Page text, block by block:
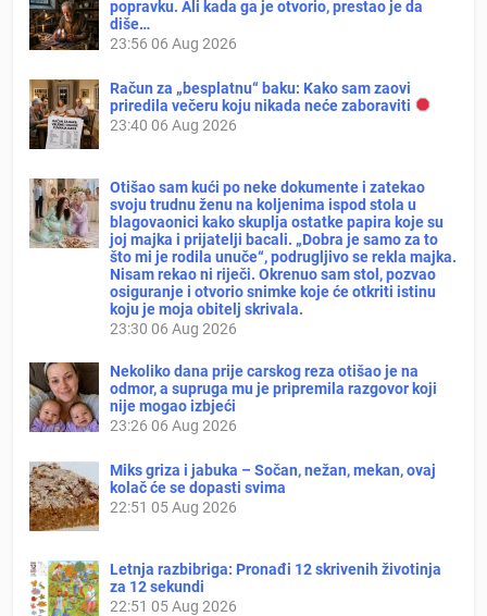
popravku. Ali kada ga je otvorio, prestao je da
diše…
23:56 06 Aug 2026
Račun za „besplatnu“ baku: Kako sam zaovi
priredila večeru koju nikada neće zaboraviti
23:40 06 Aug 2026
Otišao sam kući po neke dokumente i zatekao
svoju trudnu ženu na koljenima ispod stola u
blagovaonici kako skuplja ostatke papira koje su
joj majka i prijatelji bacali. „Dobra je samo za to
što mi je rodila unuče“, podrugljivo se rekla majka.
Nisam rekao ni riječi. Okrenuo sam stol, pozvao
osiguranje i otvorio snimke koje će otkriti istinu
koju je moja obitelj skrivala.
23:30 06 Aug 2026
Nekoliko dana prije carskog reza otišao je na
odmor, a supruga mu je pripremila razgovor koji
nije mogao izbjeći
23:26 06 Aug 2026
Miks griza i jabuka – Sočan, nežan, mekan, ovaj
kolač će se dopasti svima
22:51 05 Aug 2026
Letnja razbibriga: Pronađi 12 skrivenih životinja
za 12 sekundi
22:51 05 Aug 2026